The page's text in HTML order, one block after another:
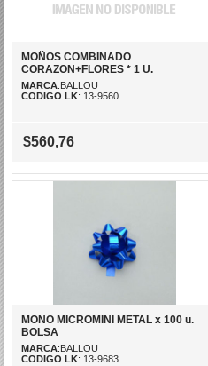
MOÑOS COMBINADO
CORAZON+FLORES * 1 U.
MARCA:BALLOU
CODIGO LK: 13-9560
$560,76
MOÑO MICROMINI METAL x 100 u.
BOLSA
MARCA:BALLOU
CODIGO LK: 13-9683